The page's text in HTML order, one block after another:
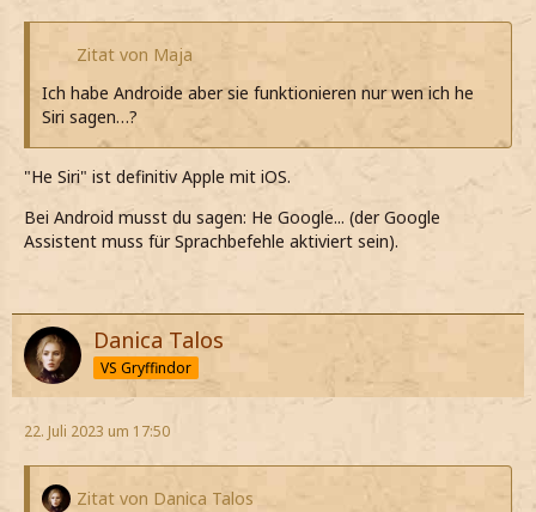
Zitat von Maja
Ich habe Androide aber sie funktionieren nur wen ich he
Siri sagen…?
"He Siri" ist definitiv Apple mit iOS.
Bei Android musst du sagen: He Google... (der Google
Assistent muss für Sprachbefehle aktiviert sein).
Danica Talos
VS Gryffindor
22. Juli 2023 um 17:50
Zitat von Danica Talos